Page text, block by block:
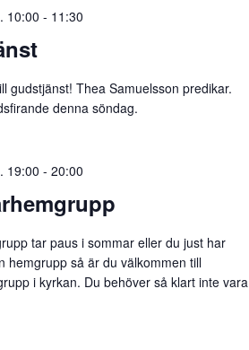
10:00 - 11:30
gudstjänst! Thea Samuelsson predikar.
denna söndag.
19:00 -20:00
tar paus i sommar eller du just har
hemgrupp så är du välkommen till
i kyrkan. Du behöver så klart inte vara